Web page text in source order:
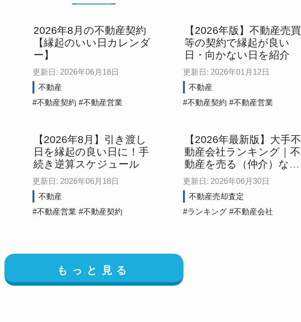
2026年8月の不動産契約
【縁起のいい日カレンダ
ー】
更新日: 2026年06月18日
不動産
不動産契約
不動産営業
【2026年版】不動産売買
等の契約で縁起が良い
日・向かない日を紹介
更新日: 2026年01月12日
不動産
不動産契約
不動産営業
【2026年8月】引き渡し
日を縁起の良い日に！手
続き逆算スケジュール
更新日: 2026年06月18日
不動産
不動産営業
不動産契約
【2026年最新版】大手不
動産会社ランキング｜不
動産を売る（仲介）なら
どこがいい？
更新日: 2026年06月30日
不動産売却査定
ランキング
不動産会社
もっと見る